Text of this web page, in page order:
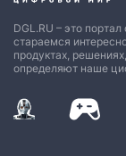
DGL.RU – это
стараемся
продуктах,
определяют наше